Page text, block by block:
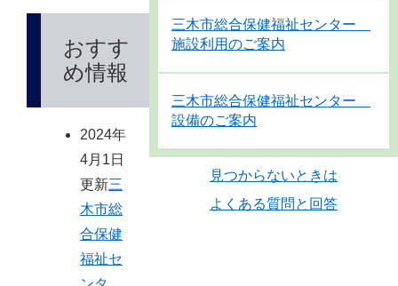
おすす
め情報
2024年
4月1日
更新三
木市総
合保健
福祉セ
三木市総合保健福祉センター
施設利用のご案内
三木市総合保健福祉センター
設備のご案内
見つからないときは
よくある質問と回答